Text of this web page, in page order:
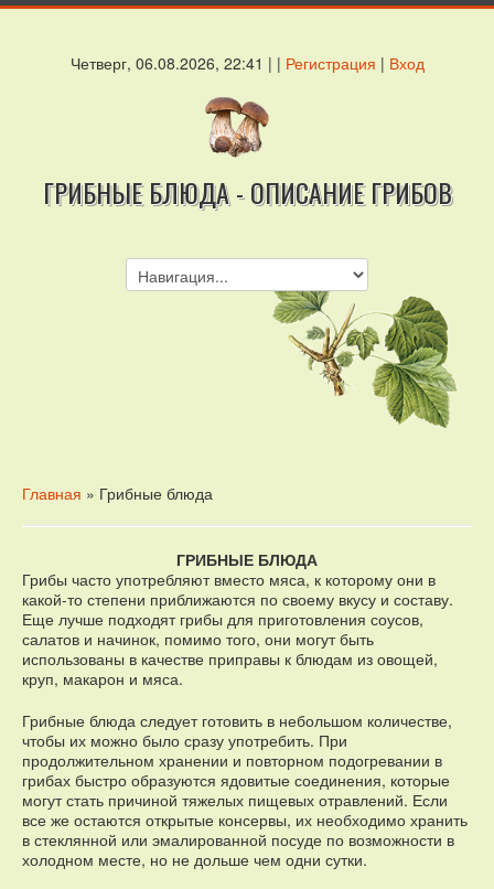
Четверг, 06.08.2026, 22:41 | | Регистрация | Вход
ГРИБНЫЕ БЛЮДА - ОПИСАНИЕ ГРИБОВ
Главная » Грибные блюда
ГРИБНЫЕ БЛЮДА
Грибы часто употребляют вместо мяса, к которому они в
какой-то степени приближаются по своему вкусу и составу.
Еще лучше подходят грибы для приготовления соусов,
салатов и начинок, помимо того, они могут быть
использованы в качестве приправы к блюдам из овощей,
круп, макарон и мяса.
Грибные блюда следует готовить в небольшом количестве,
чтобы их можно было сразу употребить. При
продолжительном хранении и повторном подогревании в
грибах быстро образуются ядовитые соединения, которые
могут стать причиной тяжелых пищевых отравлений. Если
все же остаются открытые консервы, их необходимо хранить
в стеклянной или эмалированной посуде по возможности в
холодном месте, но не дольше чем одни сутки.